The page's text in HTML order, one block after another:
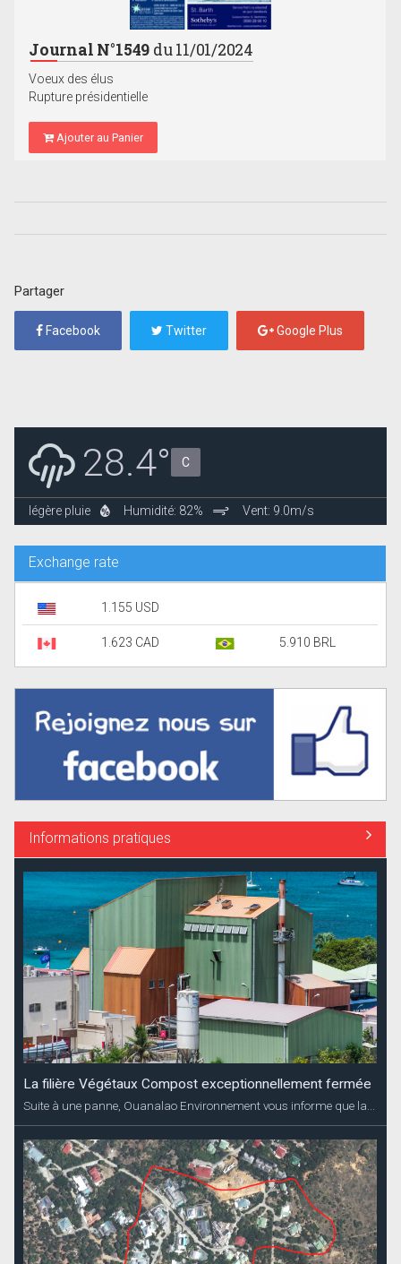
Journal N°1549 du 11/01/2024
Voeux des élus
Rupture présidentielle
Ajouter au Panier
Partager
Facebook Twitter Google Plus
28.4° C
légère pluie Humidité: 82% Vent: 9.0m/s
Exchange rate
1.155 USD
1.623 CAD 5.910 BRL
Informations pratiques
La filière Végétaux Compost exceptionnellement fermée
Suite à une panne, Ouanalao Environnement vous informe que la...